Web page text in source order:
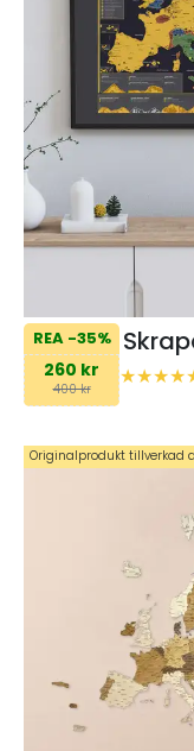
REA -35%
260 kr
400 kr
Originalprodukt tillverkad